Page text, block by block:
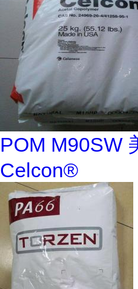
POM M90SW
Celcon®